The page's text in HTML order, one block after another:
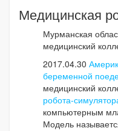
Медицинская
Мурманская
медицинский
2017.04.30
беременной
медицинский
робота-
компьютерным
Модель